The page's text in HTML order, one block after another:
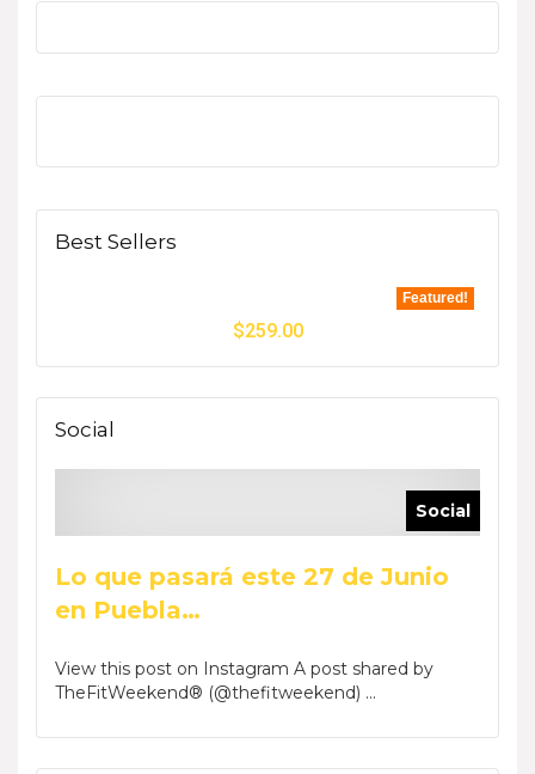
Best Sellers
Featured!
$259.00
Social
Social
Lo que pasará este 27 de Junio
en Puebla…
View this post on Instagram A post shared by
TheFitWeekend® (@thefitweekend) ...